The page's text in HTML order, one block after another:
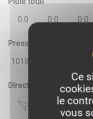
0.0
0.0 0.0
Pression
1018.0
Direction du vent
Ce
le
vous